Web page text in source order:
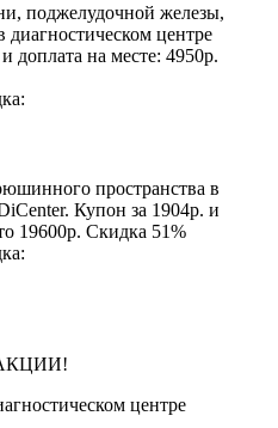
поджелудочной железы,
диагностическом центре
доплата на месте: 4950р.
пространства в
Купон за 1904р. и
19600р. Скидка 51%
центре